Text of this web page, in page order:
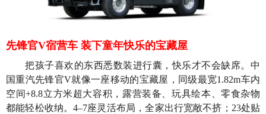
先锋官V宿营车 装下童年快乐的宝藏屋
把孩子喜欢的东西悉数装进行囊，快乐才不会缺席。中
国重汽先锋官V就像一座移动的宝藏屋，同级最宽1.82m车内
空间+8.8立方米超大容积，露营装备、玩具绘本、零食杂物
都能轻松收纳。4–7座灵活布局，全家出行宽敞不挤；23处贴